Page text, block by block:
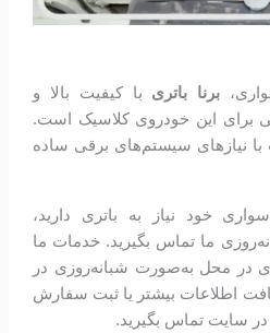
برنا باتری با کیفیت بالا و
برای این خودروی کلاسیک است.
با نیازهای سیستم‌های برقی ساده
خود نیاز به باتری دارید،
ما تماس بگیرید. خدمات ما
در محل به‌صورت شبانه‌روزی در
اطلاعات بیشتر یا ثبت سفارش
سایت تماس بگیرید.